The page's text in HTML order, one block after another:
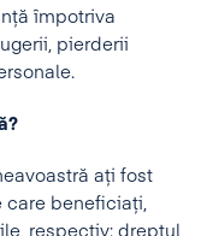
împotriva
pierderii
ați fost
care beneficiați,
respectiv: dreptul